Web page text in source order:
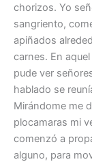
chorizos. Yo
sangriento,
apiñados
carnes. En
pude ver
hablado se
Mirándome me
plocamaras mi
comenzó a
alguno, para